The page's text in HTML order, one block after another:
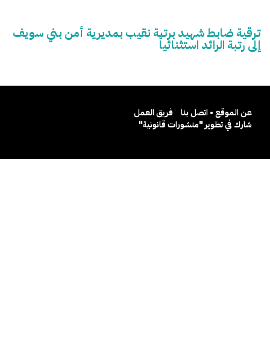
ترقية ضابط شهيد برتبة نقيب بمديرية أمن بني سويف
إلى رتبة الرائد استثنائياً
عن الموقع • اتصل بنا
فريق العمل
شارك في تطوير "منشورات قانونية"